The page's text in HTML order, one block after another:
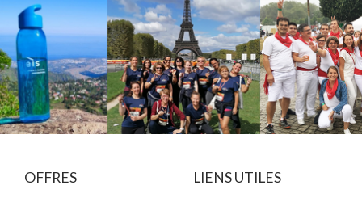
OFFRES LIENS UTILES